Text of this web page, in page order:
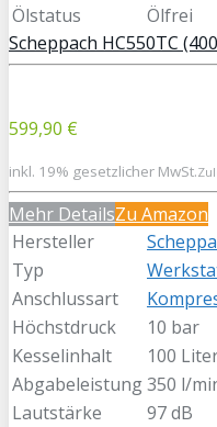
Ölstatus
Ölfrei
Scheppach HC550TC
599,90 €
inkl. 19% gesetzlicher MwSt.
Mehr DetailsZu Amazon
Hersteller
Typ
Anschlussart
Höchstdruck
10 bar
Kesselinhalt
100
Abgabeleistung350 l/
Lautstärke
97 dB